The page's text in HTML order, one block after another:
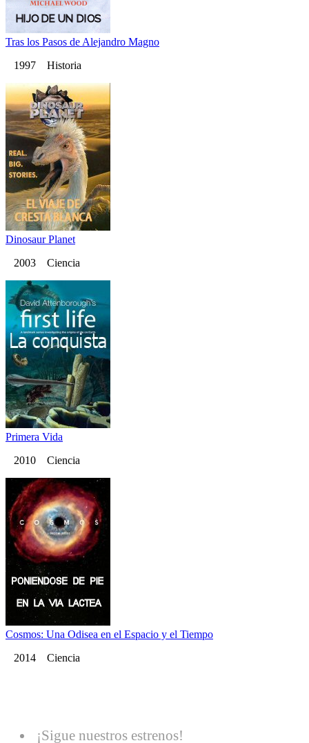
Tras los Pasos de Alejandro Magno
1997 Historia
Dinosaur Planet
2003 Ciencia
Primera Vida
2010 Ciencia
Cosmos: Una Odisea en el Espacio y el Tiempo
2014 Ciencia
¡Sigue nuestros estrenos!